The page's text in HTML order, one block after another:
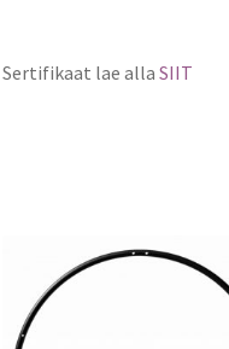
Sertifikaat lae alla SIIT